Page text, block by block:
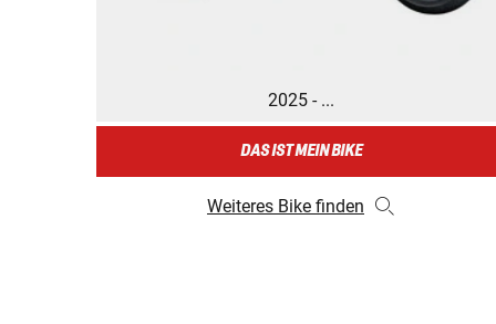
2025 - ...
DAS IST MEIN BIKE
Weiteres Bike finden